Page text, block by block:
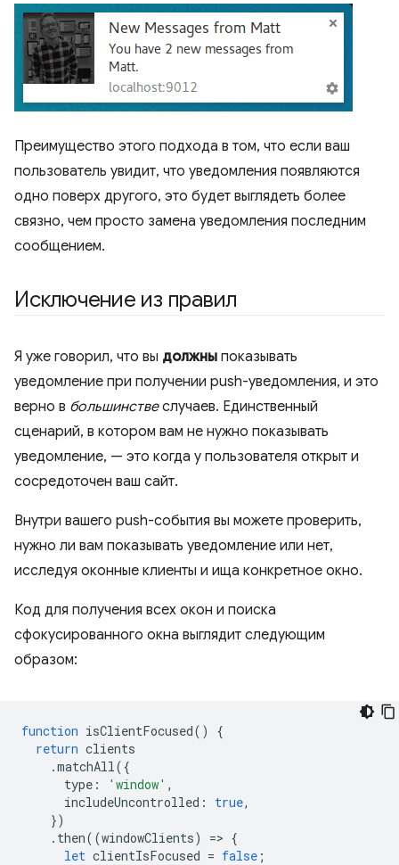
Преимущество этого подхода в том, что если ваш
пользователь увидит, что уведомления появляются
одно поверх другого, это будет выглядеть более
связно, чем просто замена уведомления последним
сообщением.
Исключение из правил
Я уже говорил, что вы должны показывать
уведомление при получении push-уведомления, и это
верно в большинствеслучаев. Единственный
сценарий, в котором вам не нужно показывать
уведомление, — это когда у пользователя открыт и
сосредоточен ваш сайт.
Внутри вашего push-события вы можете проверить,
нужно ли вам показывать уведомление или нет,
исследуя оконные клиенты и ища конкретное окно.
Код для получения всех окон и поиска
сфокусированного окна выглядит следующим
образом:
function isClientFocused()
{
return clients
.matchAll({
type : 'window' ,
includeUncontrolled : true,
})
. then((windowClients) => {
let clientIsFocused = false ;